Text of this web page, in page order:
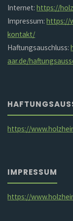
Internet:https://
Impressum:https://
kontakt/
Haftungsauschluss:
aar.de/
https://
IMPRESSUM
https://